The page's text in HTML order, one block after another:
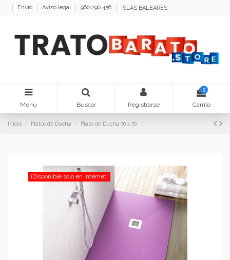
Envío Aviso legal 960 290 456 ISLAS BALEARES
Menu Buscar Registrarse
0
Carrito
Inicio Platos de Ducha Plato de Ducha 70 x 70
¡Disponible sólo en Internet!